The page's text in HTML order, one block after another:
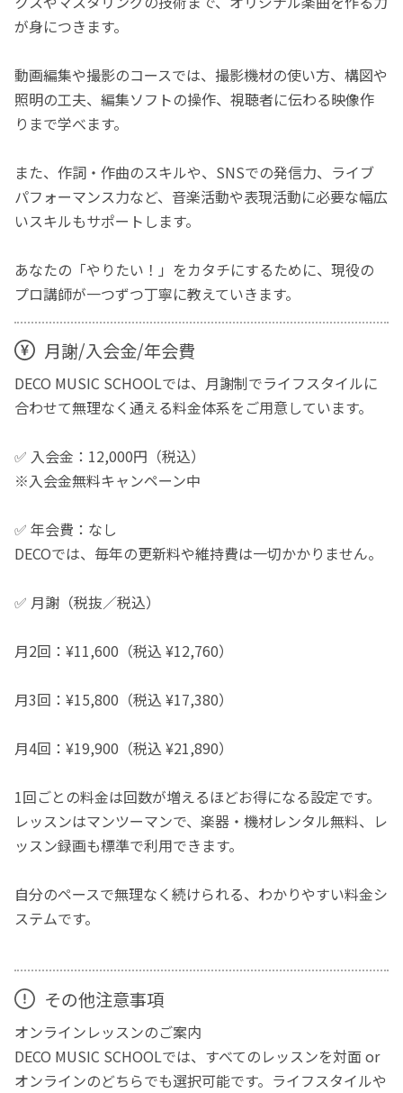
が身につきます。
動画編集や撮影のコースでは、撮影機材の使い方、構図や
照明の工夫、編集ソフトの操作、視聴者に伝わる映像作
りまで学べます。
また、作詞・作曲のスキルや、SNSでの発信力、ライブ
パフォーマンス力など、音楽活動や表現活動に必要な幅広
いスキルもサポートします。
あなたの「やりたい！」をカタチにするために、現役の
プロ講師が一つずつ丁寧に教えていきます。
月謝/入会金/年会費
DECO MUSIC SCHOOLでは、月謝制でライフスタイルに
合わせて無理なく通える料金体系をご用意しています。
✅ 入会金：12,000円（税込）
※入会金無料キャンペーン中
✅ 年会費：なし
DECOでは、毎年の更新料や維持費は一切かかりません。
✅ 月謝（税抜／税込）
月2回：¥11,600（税込 ¥12,760）
月3回：¥15,800（税込 ¥17,380）
月4回：¥19,900（税込 ¥21,890）
1回ごとの料金は回数が増えるほどお得になる設定です。
レッスンはマンツーマンで、楽器・機材レンタル無料、レ
ッスン録画も標準で利用できます。
自分のペースで無理なく続けられる、わかりやすい料金シ
ステムです。
その他注意事項
オンラインレッスンのご案内
DECO MUSIC SCHOOLでは、すべてのレッスンを対面 or
オンラインのどちらでも選択可能です。ライフスタイルや